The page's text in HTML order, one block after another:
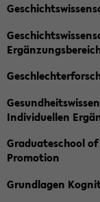
Individuellen
Graduateschool
Promotion
Grundlagen